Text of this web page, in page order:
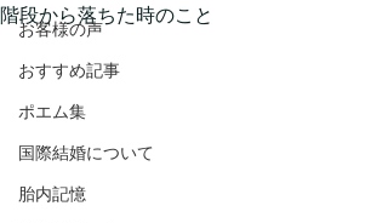
お客様の声
おすすめ記事
ポエム集
国際結婚について
胎内記憶
階段から落ちた時のこと